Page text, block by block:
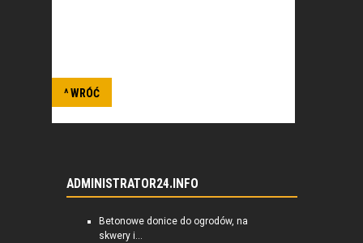
^ WRÓĆ
ADMINISTRATOR24.INFO
Betonowe donice do ogrodów, na
skwery i...